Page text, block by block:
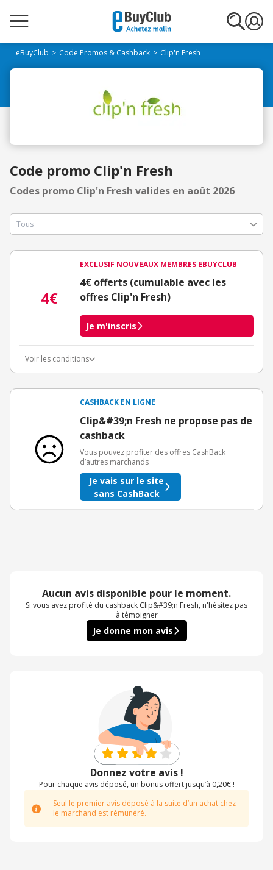
eBuyClub Code Promos & Cashback Clip'n Fresh
Code promo Clip'n Fresh
Codes promo Clip'n Fresh valides en août 2026
4€
EXCLUSIF NOUVEAUX MEMBRES EBUYCLUB
4€ offerts (cumulable avec les
offres Clip'n Fresh)
Je m'inscris
Voir les conditions
3€ de bienvenue crédités immédiatement + 1€ supplémentaire
Offre réservée à une toute première inscription chez eBuyClub.
CASHBACK EN LIGNE
Clip&#39;n Fresh ne propose pas de
cashback
Vous pouvez profiter des offres CashBack
d’autres marchands
Je vais sur le site
sans CashBack
Aucun avis disponible pour le moment.
Si vous avez profité du cashback Clip&#39;n Fresh, n'hésitez pas
à témoigner
Je donne mon avis
Donnez votre avis !
Pour chaque avis déposé, un bonus offert jusqu’à 0,20€ !
Seul le premier avis déposé à la suite d’un achat chez
le marchand est rémunéré.